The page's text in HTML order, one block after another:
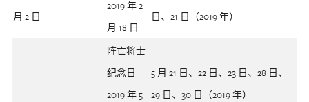
月 2 日
2019 年 2
月 18 日
日、21 日（2019 年）
阵亡将士
纪念日
2019 年 5
5 月 21 日、22 日、23 日、28 日、
29 日、30 日（2019 年）